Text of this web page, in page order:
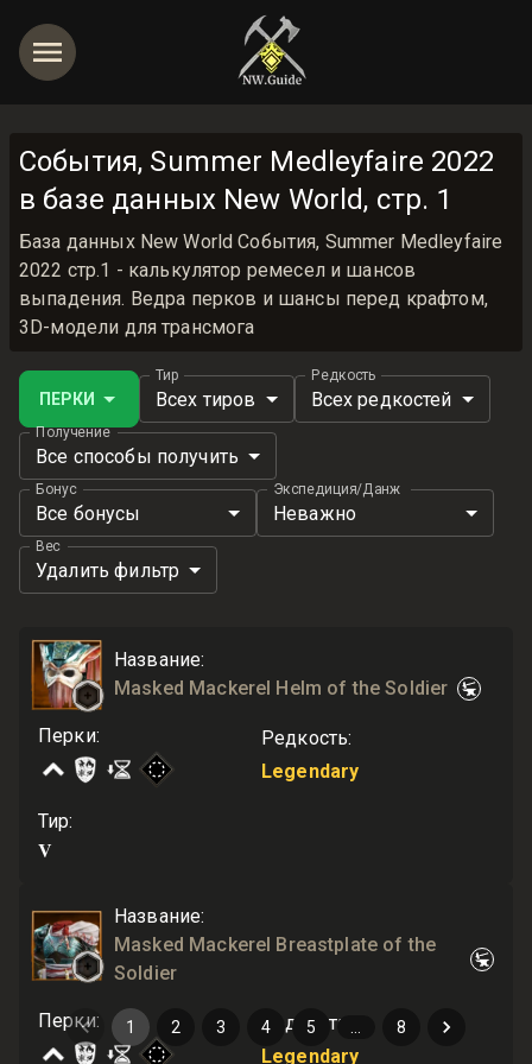
События, Summer Medleyfaire 2022
в базе данных New World, стр. 1
База данных New World События, Summer Medleyfaire
2022 стр.1 - калькулятор ремесел и шансов
выпадения. Ведра перков и шансы перед крафтом,
3D-модели для трансмога
ПЕРКИ
Тир
Всех тиров
Редкость
Всех редкостей
Получение
Все способы получить
Бонус
Все бонусы
Экспедиция/Данж
Неважно
Вес
Удалить фильтр
Название:
Masked Mackerel Helm of the Soldier
Перки: Редкость:
Legendary
Тир:
V
Название:
Masked Mackerel Breastplate of the
Soldier
Перки: Редкость
Legendary
1 2 3 4 5 8